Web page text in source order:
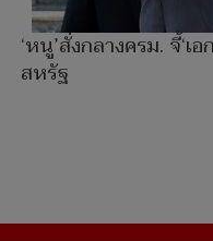
‘หนู’สั่งกลางครม. จี้‘
สหรัฐ